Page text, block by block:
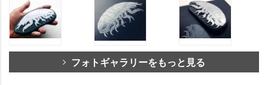
フォトギャラリーをもっと見る